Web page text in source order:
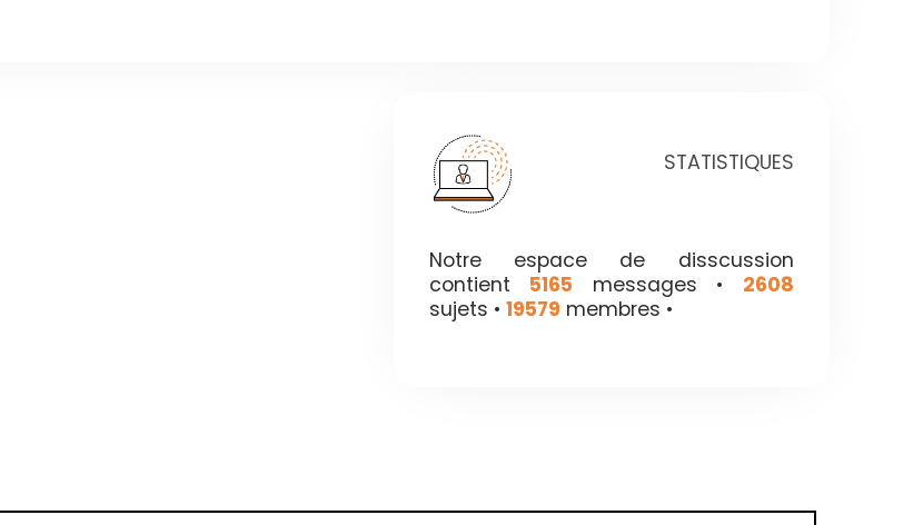
STATISTIQUES
Notre espace de disscussion
contient 5165 messages • 2608
sujets • 19579 membres •